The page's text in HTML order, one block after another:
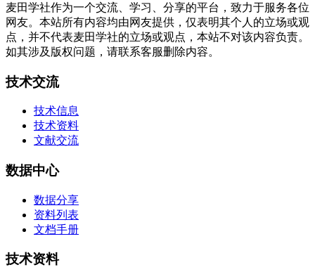
麦田学社作为一个交流、学习、分享的平台，致力于服务各位
网友。本站所有内容均由网友提供，仅表明其个人的立场或观
点，并不代表麦田学社的立场或观点，本站不对该内容负责。
如其涉及版权问题，请联系客服删除内容。
技术交流
技术信息
技术资料
文献交流
数据中心
数据分享
资料列表
文档手册
技术资料